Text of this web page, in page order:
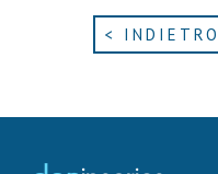
< INDIETRO